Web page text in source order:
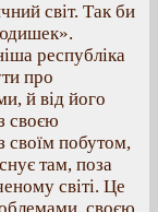
світ. Так би
республіка
про
й від його
своєю
своїм побутом,
там, поза
світі. Це